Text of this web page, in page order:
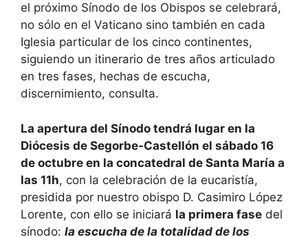
el próximo Sínodo de los Obispos se celebrará,
no sólo en el Vaticano sino también en cada
Iglesia particular de los cinco continentes,
siguiendo un itinerario de tres años articulado
en tres fases, hechas de escucha,
discernimiento, consulta.
La apertura del Sínodo tendrá lugar en la
Diócesis de Segorbe-Castellón el sábado 16
de octubre en la concatedral de Santa María a
las 11h, con la celebración de la eucaristía,
presidida por nuestro obispo D. Casimiro López
Lorente, con ello se iniciará la primera fase del
sínodo: la escucha de la totalidad de los